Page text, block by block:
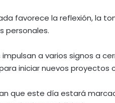
favorece la reflexión, la
personales.
a varios signos a
iniciar nuevos proyectos
que este día estará